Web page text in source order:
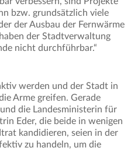
bzw. grundsätzlich viele
der Ausbau der Fernwärme
der Stadtverwaltung
nicht durchführbar.“
werden und der Stadt in
Arme greifen. Gerade
die Landesministerin für
Eder, die beide in wenigen
kandidieren, seien in der
zu handeln, um die